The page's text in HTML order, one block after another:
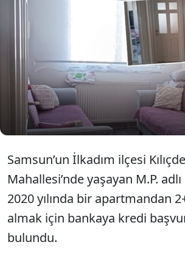
Samsun’da 33 yaşındaki
olarak satın aldığı dairenin
müteahhidin projeyi bozup
metrekarelik odayı haksız
kattığı tespit edildi. M.P., yan
projede olduğu gibi kendi
dava açtı. Mahkeme odanın
dahil edilmesine karar verdi.
Samsun’un İlkadım ilçesi
Mahallesi’nde yaşayan M.P.
2020 yılında bir apartmandan
almak için bankaya kredi
bulundu.